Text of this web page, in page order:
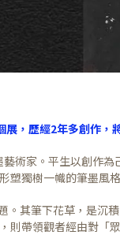
，歷經2年多創作，
術家。平生以創作
塑獨樹一幟的筆墨風格
。其筆下花草，是沉
則帶領觀者經由對「